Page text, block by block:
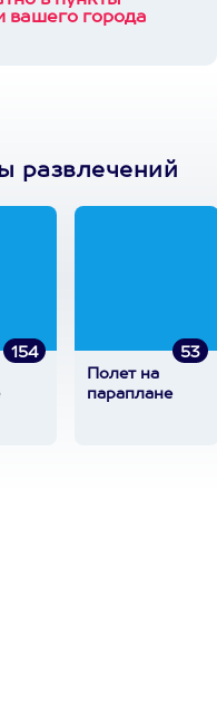
вашего города
развлечений
154
53
Полет на
параплане